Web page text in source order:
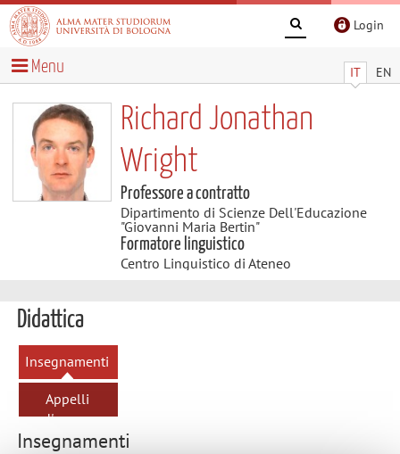
Login
IT EN
Menu
Richard Jonathan
Wright
Professore a contratto
Dipartimento di Scienze Dell'Educazione
"Giovanni Maria Bertin"
Formatore linguistico
Centro Linguistico di Ateneo
Didattica
Insegnamenti
Appelli
d'esame
Insegnamenti